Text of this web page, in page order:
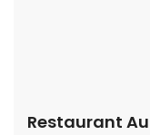
Restaurant